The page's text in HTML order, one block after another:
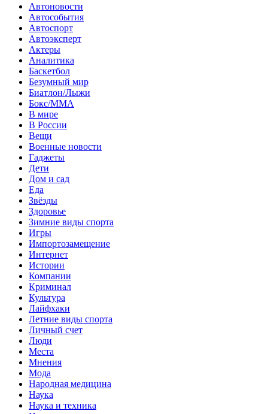
Автоновости
Автособытия
Автоспорт
Автоэксперт
Актеры
Аналитика
Баскетбол
Безумный мир
Биатлон/Лыжи
Бокс/MMA
В мире
В России
Вещи
Военные новости
Гаджеты
Дети
Дом и сад
Еда
Звёзды
Здоровье
Зимние виды спорта
Игры
Импортозамещение
Интернет
Истории
Компании
Криминал
Культура
Лайфхаки
Летние виды спорта
Личный счет
Люди
Места
Мнения
Мода
Народная медицина
Наука
Наука и техника